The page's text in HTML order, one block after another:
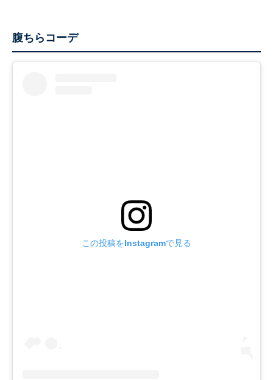
腹ちらコーデ
この投稿をInstagramで見る